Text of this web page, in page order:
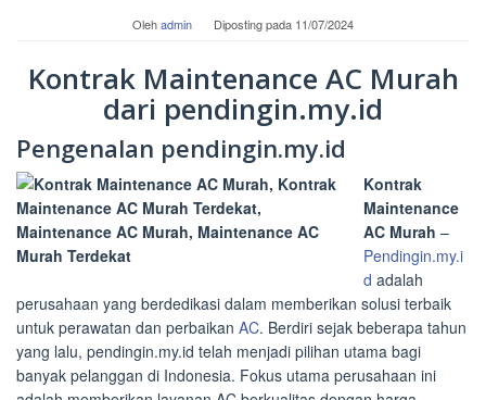
Olehadmin Diposting pada 11/07/2024
Kontrak Maintenance AC Murah
dari pendingin.my.id
Pengenalan pendingin.my.id
Kontrak
Maintenance
AC Murah –
Pendingin.my.i
d adalah
perusahaan yang berdedikasi dalam memberikan solusi terbaik
untuk perawatan dan perbaikan AC. Berdiri sejak beberapa tahun
yang lalu, pendingin.my.id telah menjadi pilihan utama bagi
banyak pelanggan di Indonesia. Fokus utama perusahaan ini